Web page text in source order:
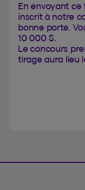
En envoyant ce
inscrit à notre
bonne porte.
10 000 $.
Le concours
tirage aura lieu